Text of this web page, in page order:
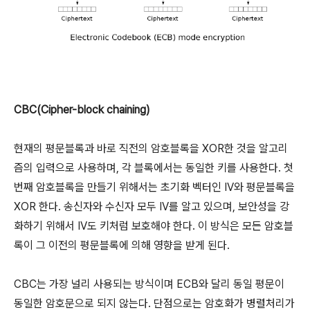
CBC(Cipher-block chaining)
현재의 평문블록과 바로 직전의 암호블록을 XOR한 것을 알고리
즘의 입력으로 사용하며, 각 블록에서는 동일한 키를 사용한다. 첫
번째 암호블록을 만들기 위해서는 초기화 벡터인 IV와 평문블록을
XOR 한다. 송신자와 수신자 모두 IV를 알고 있으며, 보안성을 강
화하기 위해서 IV도 키처럼 보호해야 한다. 이 방식은 모든 암호블
록이 그 이전의 평문블록에 의해 영향을 받게 된다.
CBC는 가장 널리 사용되는 방식이며 ECB와 달리 동일 평문이
동일한 암호문으로 되지 않는다. 단점으로는 암호화가 병렬처리가